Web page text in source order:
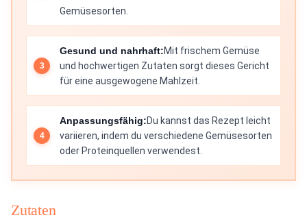
Gemüsesorten.
Gesund und nahrhaft:Mit frischem Gemüse
und hochwertigen Zutaten sorgt dieses Gericht
für eine ausgewogene Mahlzeit.
Anpassungsfähig:Du kannst das Rezept leicht
variieren, indem du verschiedene Gemüsesorten
oder Proteinquellen verwendest.
Zutaten